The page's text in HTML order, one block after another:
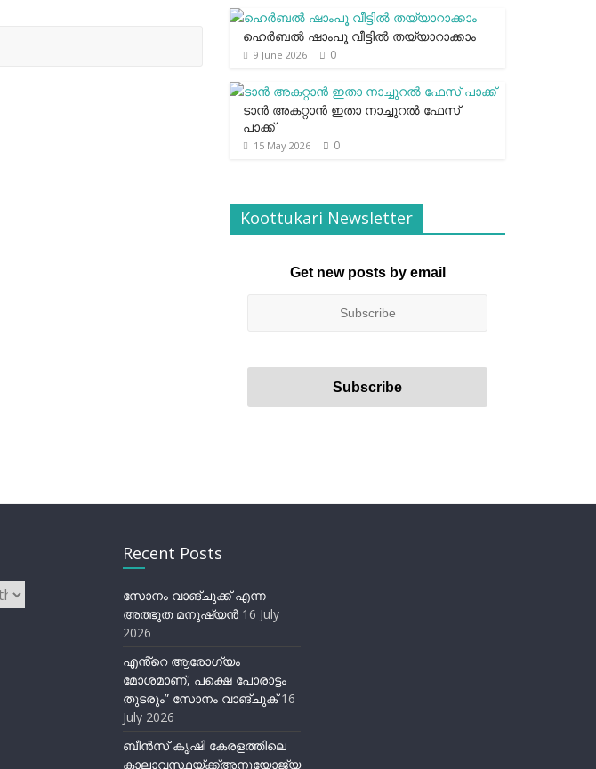
ഹെര്‍ബല്‍ ഷാംപൂ വീട്ടില്‍ തയ്യാറാക്കാം
9 June 2026 0
ടാന്‍ അകറ്റാന്‍ ഇതാ നാച്ചുറല്‍ ഫേസ്
പാക്ക്
15 May 2026 0
Koottukari Newsletter
Get new posts by email
Recent Posts
സോനം വാങ്ചുക്ക് എന്ന
അത്ഭുത മനുഷ്യന്‍ 16 July
2026
എൻ്റെ ആരോഗ്യം
മോശമാണ്, പക്ഷെ പോരാട്ടം
തുടരും” സോനം വാങ്ചുക് 16
July 2026
ബീന്‍സ് കൃഷി കേരളത്തിലെ
കാലാവസ്ഥയ്ക്ക്അനുയോജ്യ